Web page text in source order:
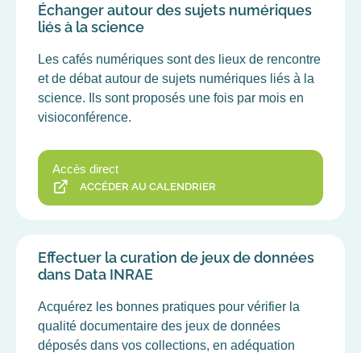
Échanger autour des sujets numériques
liés à la science
Les cafés numériques sont des lieux de rencontre
et de débat autour de sujets numériques liés à la
science. Ils sont proposés une fois par mois en
visioconférence.
Accès direct
ACCÉDER AU CALENDRIER
Effectuer la curation de jeux de données
dans Data INRAE
Acquérez les bonnes pratiques pour vérifier la
qualité documentaire des jeux de données
déposés dans vos collections, en adéquation